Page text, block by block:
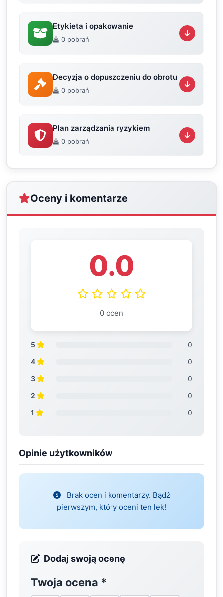
Etykieta i opakowanie
0 pobrań
Decyzja o dopuszczeniu do obrotu
0 pobrań
Plan zarządzania ryzykiem
0 pobrań
Oceny i komentarze
0.0
0 ocen
5
0
4
0
3
0
2
0
1
0
Opinie użytkowników
Brak ocen i komentarzy. Bądź
pierwszym, który oceni ten lek!
Dodaj swoją ocenę
Twoja ocena *